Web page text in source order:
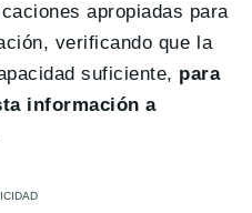
apropiadas para
verificando que la
suficiente, para
información a